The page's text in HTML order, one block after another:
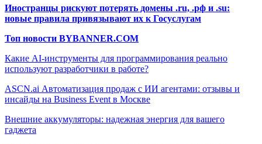
Иностранцы рискуют потерять домены .ru, .рф и .su:
новые правила привязывают их к Госуслугам
Топ новости BYBANNER.COM
Какие AI-инструменты для программирования реально
используют разработчики в работе?
ASCN.ai Автоматизация продаж с ИИ агентами: отзывы и
инсайды на Business Event в Москве
Внешние аккумуляторы: надежная энергия для вашего
гаджета